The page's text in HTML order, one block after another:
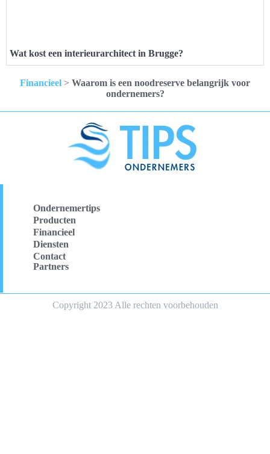
Wat kost een interieurarchitect in Brugge?
Financieel > Waarom is een noodreserve belangrijk voor
ondernemers?
Ondernemertips
Producten
Financieel
Diensten
Contact
Partners
Copyright 2023 Alle rechten voorbehouden